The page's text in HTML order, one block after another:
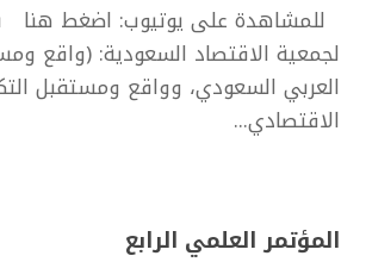
للمشاهدة على يوتيوب: اضغط هنا
لجمعية الاقتصاد السعودية: (واقع
العربي السعودي، وواقع ومستقبل
الاقتصادي...
المؤتمر العلمي الرابع